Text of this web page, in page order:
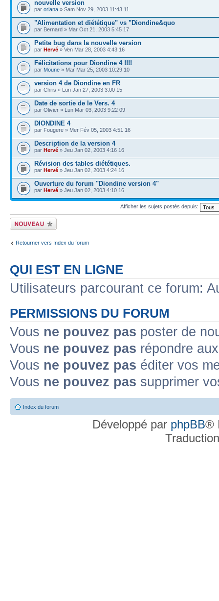
nouvelle version
par oriana » Sam Nov 29, 2003 11:43 11
"Alimentation et diététique" vs "Diondine&quo
par Bernard » Mar Oct 21, 2003 5:45 17
Petite bug dans la nouvelle version
par Hervé » Ven Mar 28, 2003 4:43 16
Félicitations pour Diondine 4 !!!!
par Moune » Mar Mar 25, 2003 10:29 10
version 4 de Diondine en FR
par Chris » Lun Jan 27, 2003 3:00 15
Date de sortie de le Vers. 4
par Olivier » Lun Mar 03, 2003 9:22 09
DIONDINE 4
par Fougere » Mer Fév 05, 2003 4:51 16
Description de la version 4
par Hervé » Jeu Jan 02, 2003 4:16 16
Révision des tables diététiques.
par Hervé » Jeu Jan 02, 2003 4:24 16
Ouverture du forum "Diondine version 4"
par Hervé » Jeu Jan 02, 2003 4:10 16
Afficher les sujets postés depuis:
Écrire un nouveau
sujet
Retourner vers Index du forum
QUI EST EN LIGNE
Utilisateurs parcourant ce forum:
PERMISSIONS DU FORUM
Vous ne pouvez pas poster de
Vous ne pouvez pas répondre
Vous ne pouvez pas éditer vos
Vous ne pouvez pas supprimer
Index du forum
Développé par phpBB®